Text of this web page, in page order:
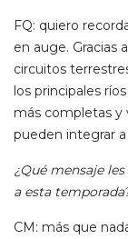
FQ: quiero
en auge. Gracias
circuitos
los principales
más completas y
pueden integrar
¿Qué mensaje
a esta
CM: más que